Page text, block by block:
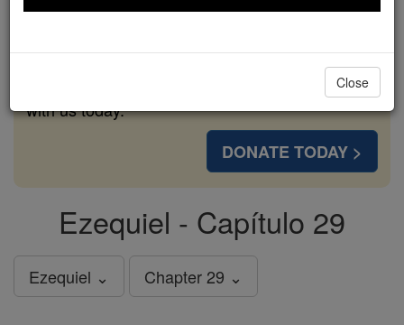
If everyone who reads this gave just $5 — the
families and keep this life-changing formation
free for all. Be Courageous. Be Catholic. Stand
with us today.
DONATE TODAY >
Ezequiel - Capítulo 29
Ezequiel ⌄ Chapter 29 ⌄
Close